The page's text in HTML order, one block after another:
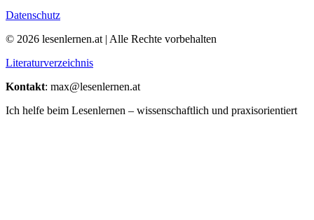
Datenschutz
© 2026 lesenlernen.at | Alle Rechte vorbehalten
Literaturverzeichnis
Kontakt: max@lesenlernen.at
Ich helfe beim Lesenlernen – wissenschaftlich und praxisorientiert